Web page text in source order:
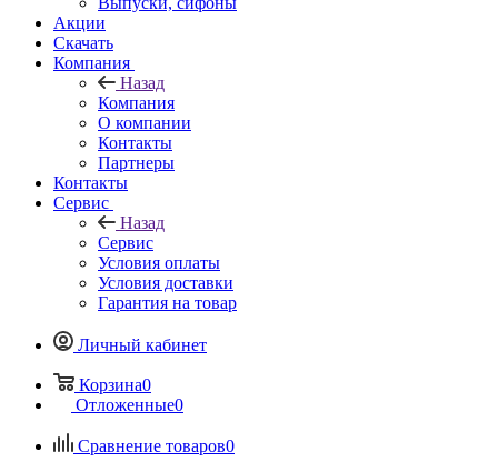
Акции
Скачать
Компания
Назад
Компания
О компании
Контакты
Партнеры
Контакты
Сервис
Назад
Сервис
Условия оплаты
Условия доставки
Гарантия на товар
Личный кабинет
Корзина0
Отложенные0
Сравнение товаров0